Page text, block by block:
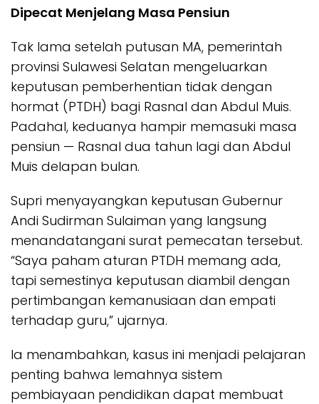
Dipecat Menjelang Masa Pensiun
Tak lama setelah putusan MA, pemerintah
provinsi Sulawesi Selatan mengeluarkan
keputusan pemberhentian tidak dengan
hormat (PTDH) bagi Rasnal dan Abdul Muis.
Padahal, keduanya hampir memasuki masa
pensiun — Rasnal dua tahun lagi dan Abdul
Muis delapan bulan.
Supri menyayangkan keputusan Gubernur
Andi Sudirman Sulaiman yang langsung
menandatangani surat pemecatan tersebut.
“Saya paham aturan PTDH memang ada,
tapi semestinya keputusan diambil dengan
pertimbangan kemanusiaan dan empati
terhadap guru,” ujarnya.
Ia menambahkan, kasus ini menjadi pelajaran
penting bahwa lemahnya sistem
pembiayaan pendidikan dapat membuat